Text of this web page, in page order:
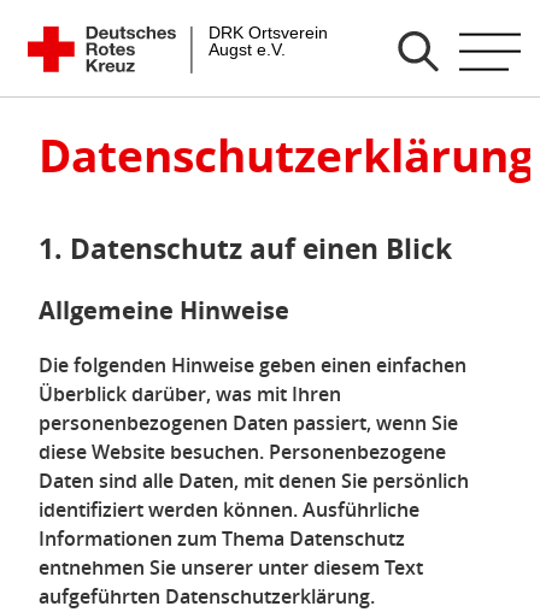
Zum
Inhalt
springen
DRK Ortsverein Augst e.V.
Datenschutzerklärung
1. Datenschutz auf einen Blick
Allgemeine Hinweise
Die folgenden Hinweise geben einen einfachen
Überblick darüber, was mit Ihren
personenbezogenen Daten passiert, wenn Sie
diese Website besuchen. Personenbezogene
Daten sind alle Daten, mit denen Sie persönlich
identifiziert werden können. Ausführliche
Informationen zum Thema Datenschutz
entnehmen Sie unserer unter diesem Text
aufgeführten Datenschutzerklärung.